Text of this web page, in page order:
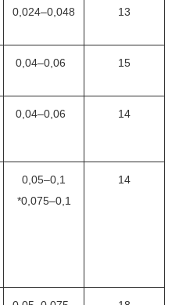
0,024–0,048 13
0,04–0,06 15
0,04–0,06 14
0,05–0,1
*0,075–0,1
14